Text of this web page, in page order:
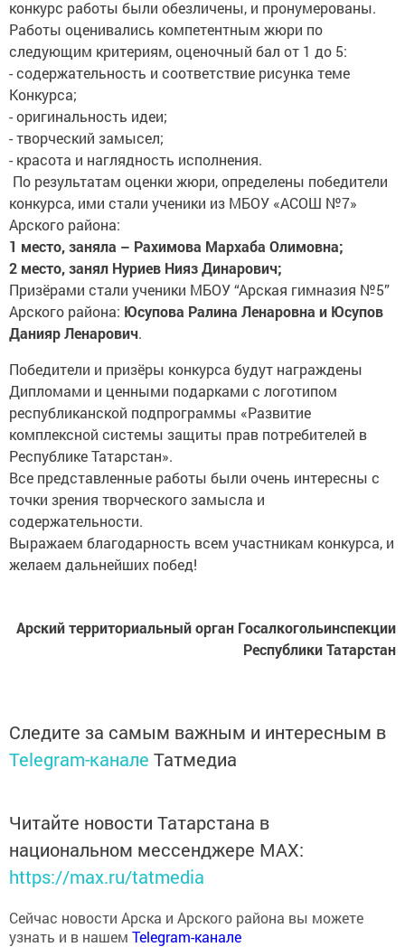
Работы оценивались компетентным жюри по
следующим критериям, оценочный бал от 1 до 5:
- содержательность и соответствие рисунка теме
Конкурса;
- оригинальность идеи;
- творческий замысел;
- красота и наглядность исполнения.
По результатам оценки жюри, определены победители
конкурса, ими стали ученики из МБОУ «АСОШ №7»
Арского района:
1 место, заняла – Рахимова Мархаба Олимовна;
2 место, занял Нуриев Нияз Динарович;
Призёрами стали ученики МБОУ “Арская гимназия №5”
Арского района:Юсупова Ралина Ленаровна и Юсупов
Данияр Ленарович.
Дипломами и ценными подарками с логотипом
республиканской подпрограммы «Развитие
комплексной системы защиты прав потребителей в
Республике Татарстан».
Все представленные работы были очень интересны с
точки зрения творческого замысла и
содержательности.
Выражаем благодарность всем участникам конкурса, и
желаем дальнейших побед!
Республики Татарстан
Telegram-каналеТатмедиа
национальном мессенджере MАХ:
https://max.ru/tatmedia
узнать и в нашемTelegram-канале